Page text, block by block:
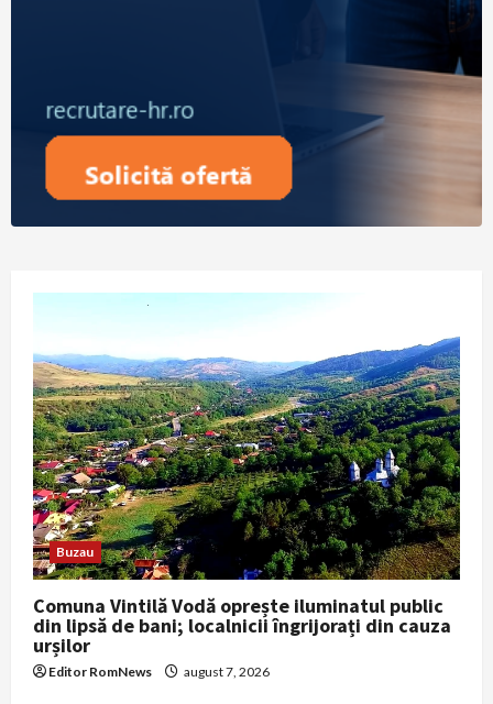
Buzau
Comuna Vintilă Vodă oprește iluminatul public
din lipsă de bani; localnicii îngrijorați din cauza
urșilor
Editor RomNews august 7, 2026